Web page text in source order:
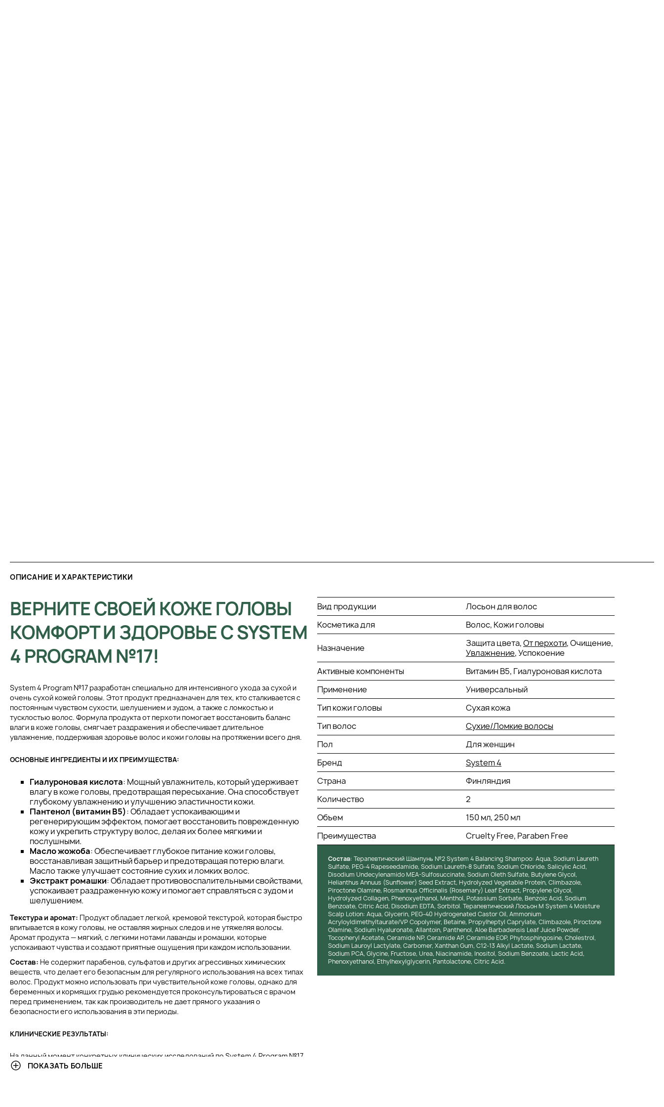
ОПИСАНИЕ И ХАРАКТЕРИСТИКИ
ВЕРНИТЕ СВОЕЙ КОЖЕ ГОЛОВЫ
КОМФОРТ И ЗДОРОВЬЕ С SYSTEM
4 PROGRAM №17!
System 4 Program №17 разработан специально для интенсивного ухода за сухой и
очень сухой кожей головы. Этот продукт предназначен для тех, кто сталкивается с
постоянным чувством сухости, шелушением и зудом, а также с ломкостью и
тусклостью волос. Формула продукта от перхоти помогает восстановить баланс
влаги в коже головы, смягчает раздражения и обеспечивает длительное
увлажнение, поддерживая здоровье волос и кожи головы на протяжении всего дня.
ОСНОВНЫЕ ИНГРЕДИЕНТЫ И ИХ ПРЕИМУЩЕСТВА:
Гиалуроновая кислота: Мощный увлажнитель, который удерживает
влагу в коже головы, предотвращая пересыхание. Она способствует
глубокому увлажнению и улучшению эластичности кожи.
Пантенол (витамин B5): Обладает успокаивающим и
регенерирующим эффектом, помогает восстановить поврежденную
кожу и укрепить структуру волос, делая их более мягкими и
послушными.
Масло жожоба: Обеспечивает глубокое питание кожи головы,
восстанавливая защитный барьер и предотвращая потерю влаги.
Масло также улучшает состояние сухих и ломких волос.
Экстракт ромашки: Обладает противовоспалительными свойствами,
успокаивает раздраженную кожу и помогает справляться с зудом и
шелушением.
Текстура и аромат: Продукт обладает легкой, кремовой текстурой, которая быстро
впитывается в кожу головы, не оставляя жирных следов и не утяжеляя волосы.
Аромат продукта — мягкий, с легкими нотами лаванды и ромашки, которые
успокаивают чувства и создают приятные ощущения при каждом использовании.
Состав: Не содержит парабенов, сульфатов и других агрессивных химических
веществ, что делает его безопасным для регулярного использования на всех типах
волос. Продукт можно использовать при чувствительной коже головы, однако для
беременных и кормящих грудью рекомендуется проконсультироваться с врачом
перед применением, так как производитель не дает прямого указания о
безопасности его использования в эти периоды.
КЛИНИЧЕСКИЕ РЕЗУЛЬТАТЫ:
На данный момент конкретных клинических исследований по System 4 Program №17
не опубликовано. Однако на основе отзывов пользователей и изучения активных
ПОКАЗАТЬ БОЛЬШЕ
Вид продукции
Лосьон для волос
Косметика для
Волос, Кожи головы
Назначение Защита цвета,От перхоти, Очищение,
Увлажнение, Успокоение
Активные компоненты
Витамин В5, Гиалуроновая кислота
Применение
Универсальный
Тип кожи головы
Сухая кожа
Тип волос
Сухие/Ломкие волосы
Пол
Для женщин
Бренд
System 4
Страна
Финляндия
Количество
2
Объем
150 мл, 250 мл
Преимущества
Cruelty Free, Paraben Free
Состав: Терапевтический Шампунь №2 System 4 Balancing Shampoo: Aqua, Sodium Laureth
Sulfate, PEG-4 Rapeseedamide, Sodium Laureth-8 Sulfate, Sodium Chloride, Salicylic Acid,
Disodium Undecylenamido MEA-Sulfosuccinate, Sodium Oleth Sulfate, Butylene Glycol,
Helianthus Annuus (Sunflower) Seed Extract, Hydrolyzed Vegetable Protein, Climbazole,
Piroctone Olamine, Rosmarinus Officinalis (Rosemary) Leaf Extract, Propylene Glycol,
Hydrolyzed Collagen, Phenoxyethanol, Menthol, Potassium Sorbate, Benzoic Acid, Sodium
Benzoate, Citric Acid, Disodium EDTA, Sorbitol. Терапевтический Лосьон М System 4 Moisture
Scalp Lotion: Aqua, Glycerin, PEG-40 Hydrogenated Castor Oil, Ammonium
Acryloyldimethyltaurate/VP Copolymer, Betaine, Propylheptyl Caprylate, Climbazole, Piroctone
Olamine, Sodium Hyaluronate, Allantoin, Panthenol, Aloe Barbadensis Leaf Juice Powder,
Tocopheryl Acetate, Ceramide NP, Ceramide AP, Ceramide EOP, Phytosphingosine, Cholestrol,
Sodium Lauroyl Lactylate, Carbomer, Xanthan Gum, C12-13 Alkyl Lactate, Sodium Lactate,
Sodium PCA, Glycine, Fructose, Urea, Niacinamide, Inositol, Sodium Benzoate, Lactic Acid,
Phenoxyethanol, Ethylhexylglycerin, Pantolactone, Citric Acid.